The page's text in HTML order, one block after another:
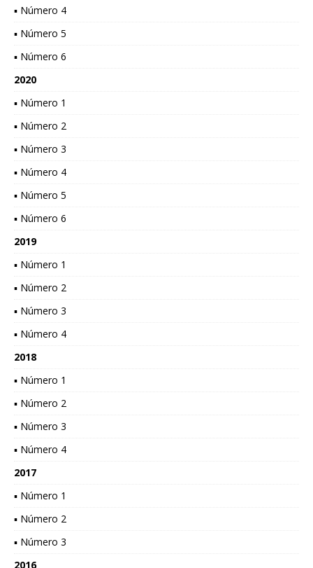
▪ Número 4
▪ Número 5
▪ Número 6
2020
▪ Número 1
▪ Número 2
▪ Número 3
▪ Número 4
▪ Número 5
▪ Número 6
2019
▪ Número 1
▪ Número 2
▪ Número 3
▪ Número 4
2018
▪ Número 1
▪ Número 2
▪ Número 3
▪ Número 4
2017
▪ Número 1
▪ Número 2
▪ Número 3
2016